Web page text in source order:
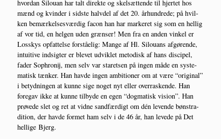
hvor­dan Silou­an har talt direk­te og skel­sæt­ten­de til hjer­tet hos
mænd og kvin­der i sid­ste halv­del af det 20. århund­re­de; på hvil­
ken bemær­kel­ses­vær­dig facon han har mar­ke­ret sig som en hel­lig
af vor tid, en hel­gen uden græn­ser! Men fra en anden vin­kel er
Los­skys opfat­tel­se for­stå­e­lig: Man­ge af Hl. Silou­ans afgø­ren­de,
intu­i­ti­ve ind­sig­ter er ble­vet udvik­let meto­disk af hans discipel,
fader Sop­hro­nij, men selv var sta­ret­sen på ingen måde en syste­
ma­tisk tæn­ker. Han hav­de ingen ambi­tio­ner om at være “ori­gi­nal”
i betyd­nin­gen at kun­ne sige noget nyt eller over­ra­sken­de. Han
fore­gav ikke at kun­ne til­by­de en egen “dog­ma­tisk vision”. Han
prø­ve­de slet og ret at vid­ne sand­fær­digt om dén leven­de bøn­stra­
di­tion, der hav­de for­met ham selv i de 46 år, han leve­de på Det
hel­li­ge Bjerg.